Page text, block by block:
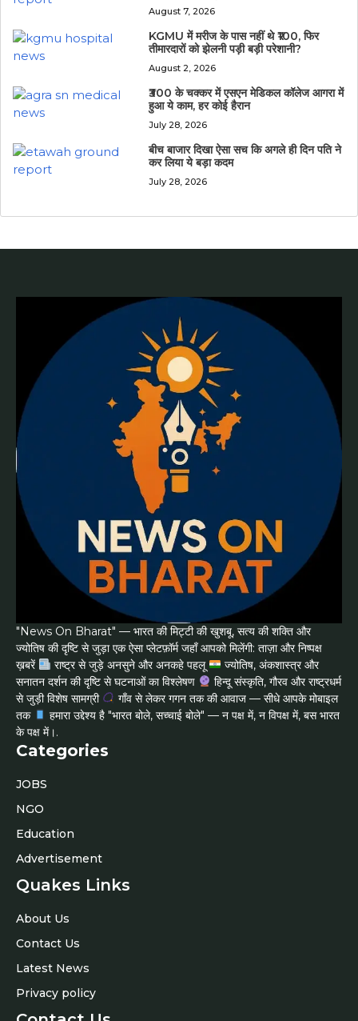
August 7, 2026
KGMU में मरीज के पास नहीं थे ₹100, फिर
तीमारदारों को झेलनी पड़ी बड़ी परेशानी?
August 2, 2026
₹300 के चक्कर में एसएन मेडिकल कॉलेज आगरा में
हुआ ये काम, हर कोई हैरान
July 28, 2026
बीच बाजार दिखा ऐसा सच कि अगले ही दिन पति ने
कर लिया ये बड़ा कदम
July 28, 2026
"News On Bharat" — भारत की मिट्टी की खुशबू, सत्य की शक्ति और
ज्योतिष की दृष्टि से जुड़ा एक ऐसा प्लेटफ़ॉर्म जहाँ आपको मिलेंगी: ताज़ा और निष्पक्ष
ख़बरें
राष्ट्र से जुड़े अनसुने और अनकहे पहलू
ज्योतिष, अंकशास्त्र और
सनातन दर्शन की दृष्टि से घटनाओं का विश्लेषण
हिन्दू संस्कृति, गौरव और राष्ट्रधर्म
से जुड़ी विशेष सामग्री
गाँव से लेकर गगन तक की आवाज — सीधे आपके मोबाइल
तक
हमारा उद्देश्य है "भारत बोले, सच्चाई बोले" — न पक्ष में, न विपक्ष में, बस भारत
के पक्ष में।.
Categories
JOBS
NGO
Education
Advertisement
Quakes Links
About Us
Contact Us
Latest News
Privacy policy